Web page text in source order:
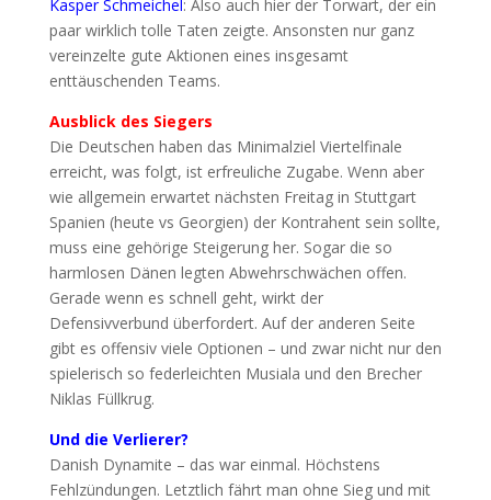
Kasper Schmeichel : Also auch hier der Torwart, der ein
paar wirklich tolle Taten zeigte. Ansonsten nur ganz
vereinzelte gute Aktionen eines insgesamt
enttäuschenden Teams.
Ausblick des Siegers
Die Deutschen haben das Minimalziel Viertelfinale
erreicht, was folgt, ist erfreuliche Zugabe. Wenn aber
wie allgemein erwartet nächsten Freitag in Stuttgart
Spanien (heute vs Georgien) der Kontrahent sein sollte,
muss eine gehörige Steigerung her. Sogar die so
harmlosen Dänen legten Abwehrschwächen offen.
Gerade wenn es schnell geht, wirkt der
Defensivverbund überfordert. Auf der anderen Seite
gibt es offensiv viele Optionen – und zwar nicht nur den
spielerisch so federleichten Musiala und den Brecher
Niklas Füllkrug.
Und die Verlierer?
Danish Dynamite – das war einmal. Höchstens
Fehlzündungen. Letztlich fährt man ohne Sieg und mit